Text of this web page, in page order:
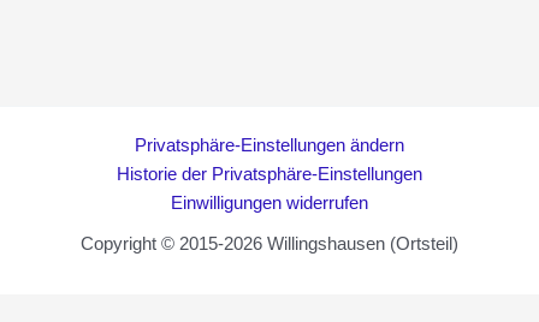
Privatsphäre-Einstellungen ändern
Historie der Privatsphäre-Einstellungen
Einwilligungen widerrufen
Copyright © 2015-2026 Willingshausen (Ortsteil)